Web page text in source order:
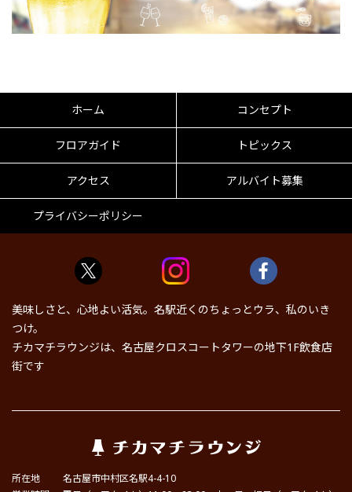
ホーム コンセプト
フロアガイド トピックス
アクセス アルバイト募集
プライバシーポリシー
美味しさと、心地よい活気。名駅近くのちょっとウラ、私のいき
つけ。
チカマチラウンジは、名古屋クロスコートタワーの地下1F飲食店
街です
所在地
名古屋市中村区名駅4-4-10